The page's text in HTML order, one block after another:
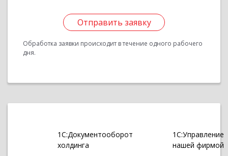
Отправить заявку
Обработка заявки происходит в течение одного рабочего
дня.
1С:Документооборот
холдинга
1С:Управление
нашей фирмой